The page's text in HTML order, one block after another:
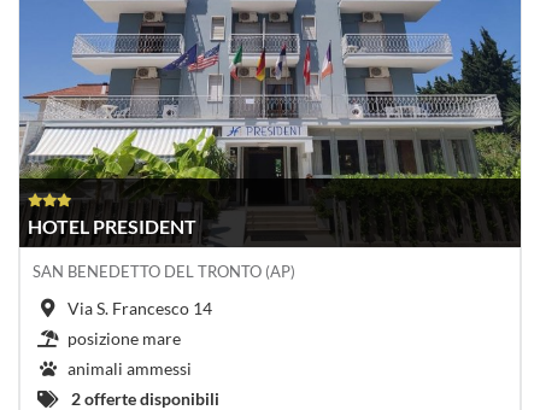
HOTEL PRESIDENT
SAN BENEDETTO DEL TRONTO (AP)
Via S. Francesco 14
posizione mare
animali ammessi
2 offerte disponibili